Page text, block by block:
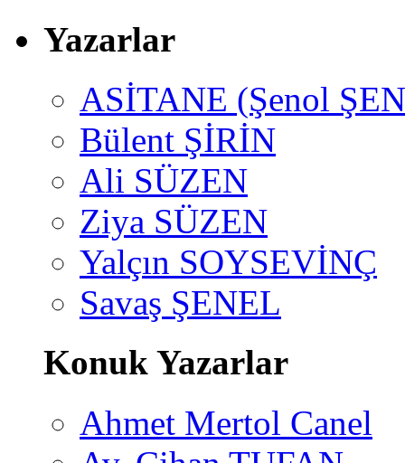
Yazarlar
ASİTANE (Şenol
Bülent ŞİRİN
Ali SÜZEN
Ziya SÜZEN
Yalçın SOYSEVİNÇ
Savaş ŞENEL
Konuk Yazarlar
Ahmet Mertol Canel